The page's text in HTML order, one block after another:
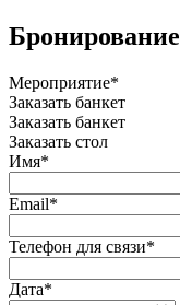
Бронирование
Мероприятие*
Заказать банкет
Заказать банкет
Заказать стол
Имя*
Email*
Телефон для связи*
Дата*